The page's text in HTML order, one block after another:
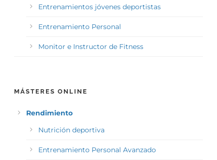
Entrenamientos jóvenes deportistas
Entrenamiento Personal
Monitor e Instructor de Fitness
MÁSTERES ONLINE
Rendimiento
Nutrición deportiva
Entrenamiento Personal Avanzado